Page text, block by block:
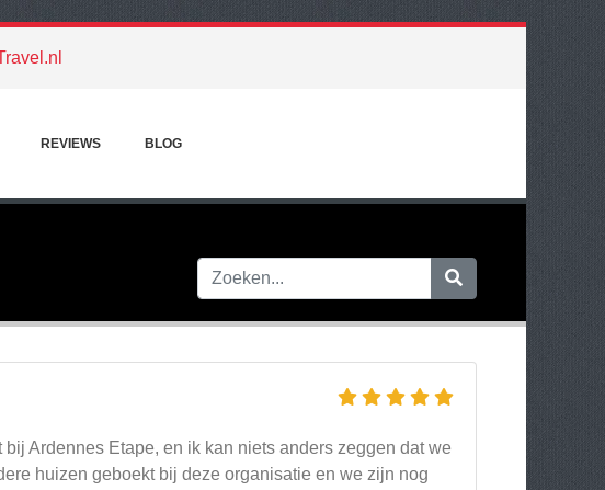
REVIEWS BLOG
Ardennes Etape, en ik kan niets anders zeggen dat we
huizen geboekt bij deze organisatie en we zijn nog